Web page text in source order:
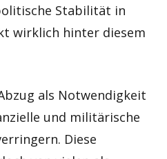
Stabilität in
wirklich hinter diesem
als Notwendigkeit
und militärische
Diese